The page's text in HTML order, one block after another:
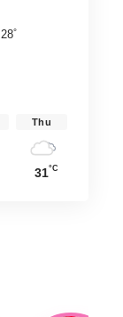
28°
Thu
31°C